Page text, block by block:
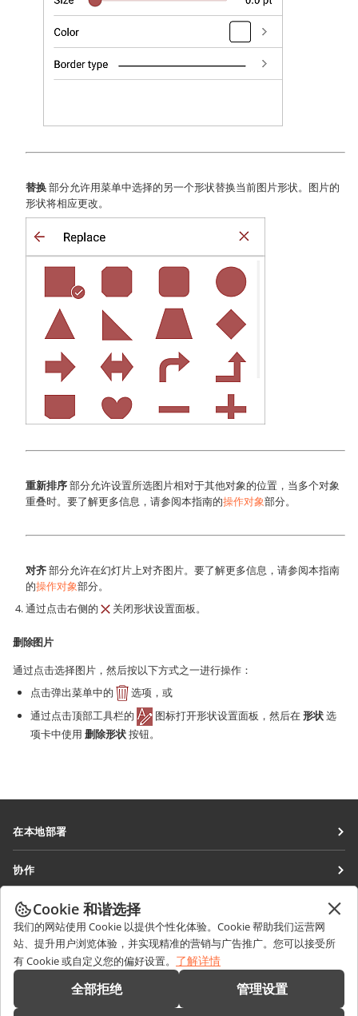
替换部分允许用菜单中选择的另一个形状替换当前图片形状。图片的
形状将相应更改。
重新排序部分允许设置所选图片相对于其他对象的位置，当多个对象
重叠时。要了解更多信息，请参阅本指南的操作对象部分。
对齐部分允许在幻灯片上对齐图片。要了解更多信息，请参阅本指南
的操作对象部分。
通过点击右侧的
关闭形状设置面板。
删除图片
通过点击选择图片，然后按以下方式之一进行操作：
点击弹出菜单中的
选项，或
通过点击顶部工具栏的
图标打开形状设置面板，然后在形状选
项卡中使用 删除形状按钮。
在本地部署
协作空间
工作区
连接器
桌面应用程序
移动应用程序
协作
针对翻译人员
针对博主
职位空缺
获取最新资讯
博客
获取帮助
论坛
销售相关问题
sales@onlyoffice.com
Cookie 和谐选择
我们的网站使用 Cookie 以提供个性化体验。Cookie 帮助我们运营网
站、提升用户浏览体验，并实现精准的营销与广告推广。您可以接受所
有 Cookie 或自定义您的偏好设置。 了解详情
全部拒绝 管理设置